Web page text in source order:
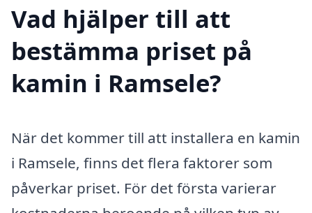
Vad hjälper till att
bestämma priset på
kamin i Ramsele?
När det kommer till att installera en kamin
i Ramsele, finns det flera faktorer som
påverkar priset. För det första varierar